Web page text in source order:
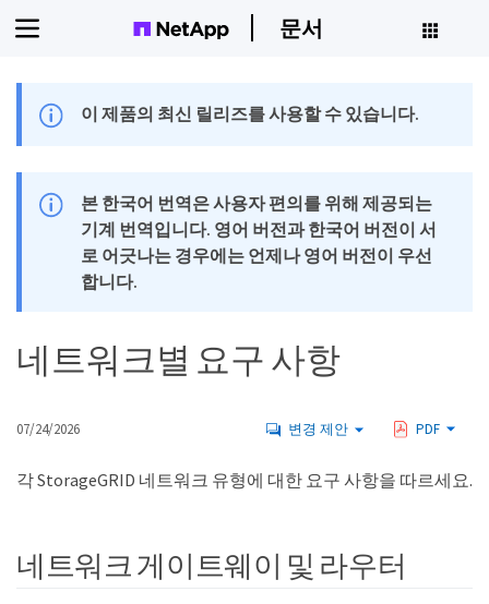
문서
이 제품의 최신 릴리즈를 사용할 수 있습니다.
본 한국어 번역은 사용자 편의를 위해 제공되는
기계 번역입니다. 영어 버전과 한국어 버전이 서
로 어긋나는 경우에는 언제나 영어 버전이 우선
합니다.
네트워크별 요구 사항
07/24/2026 변경 제안 PDF
각 StorageGRID 네트워크 유형에 대한 요구 사항을 따르세요.
네트워크 게이트웨이 및 라우터